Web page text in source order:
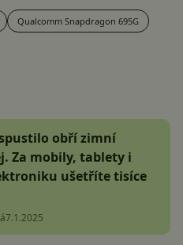
Qualcomm Snapdragon 695G
obří zimní
Za mobily, tablety i
ušetříte tisíce
7.1.2025